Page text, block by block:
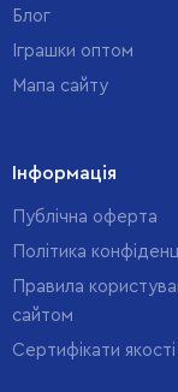
Блог
Іграшки оптом
Мапа сайту
Інформація
Публічна оферта
Політика
Правила
сайтом
Cертифікати якості